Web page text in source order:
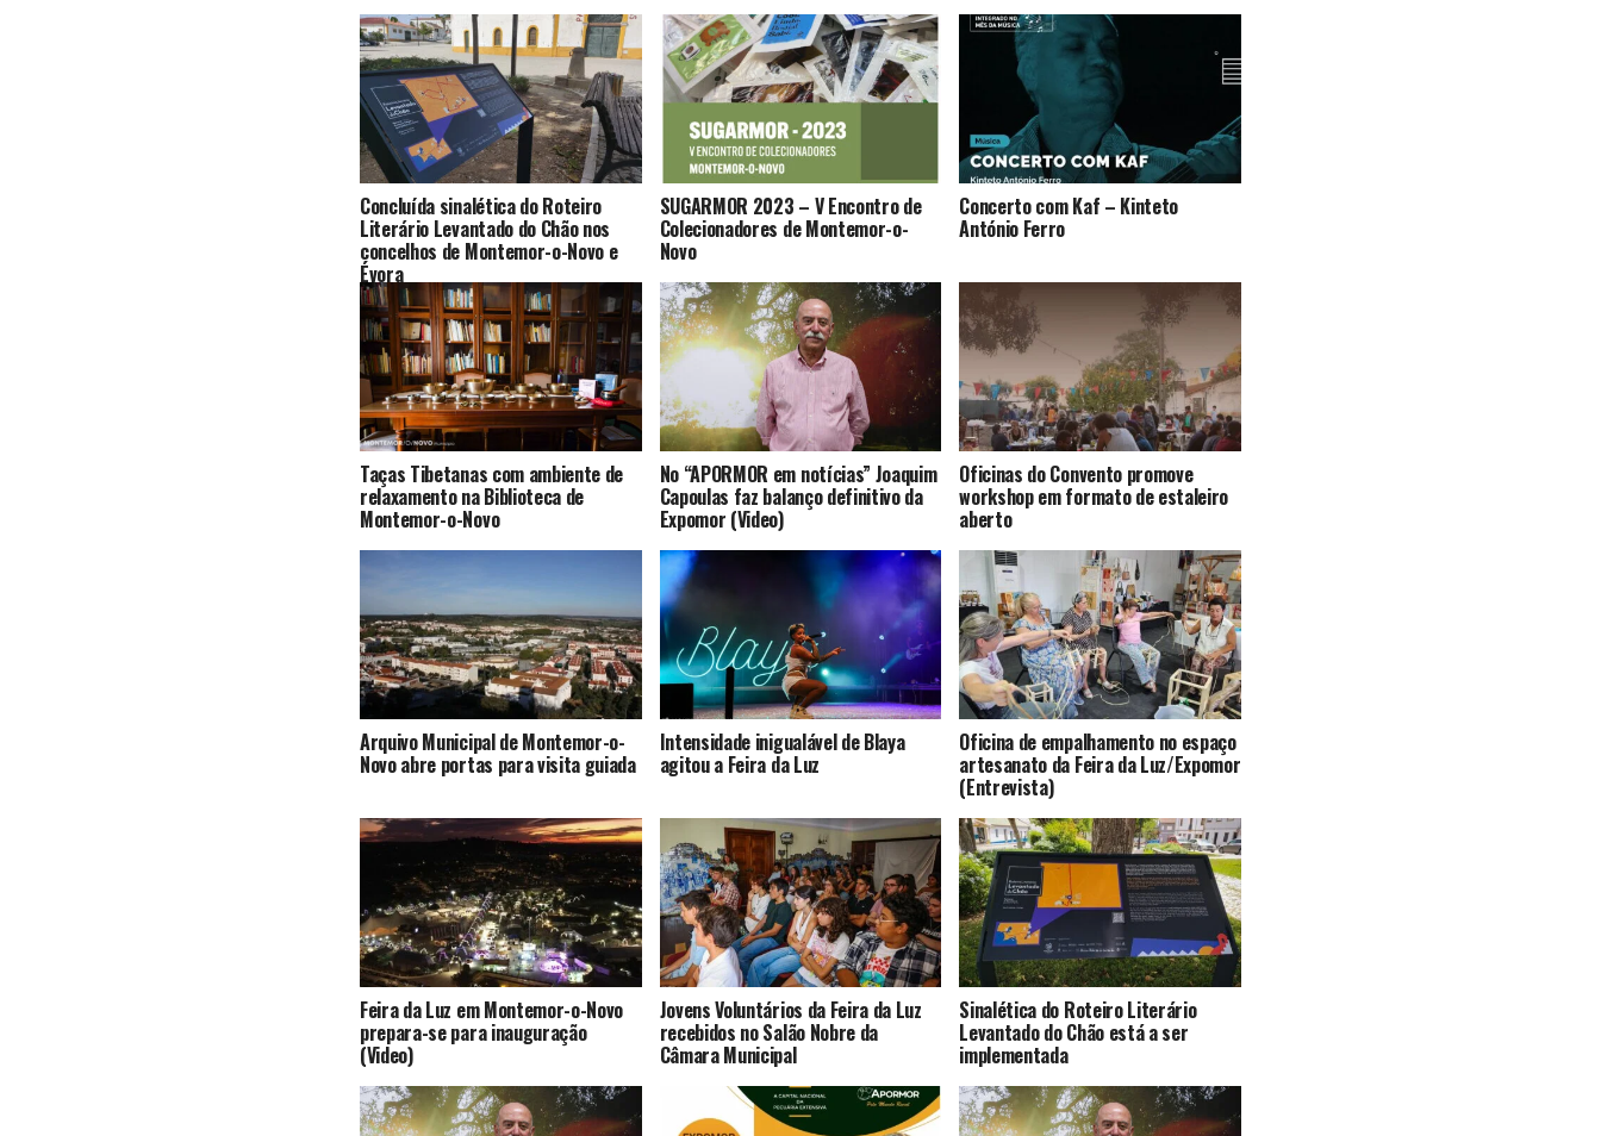
Concluída sinalética do Roteiro
Literário Levantado do Chão nos
concelhos de Montemor-o-Novo e
Évora
SUGARMOR 2023 – V Encontro de
Colecionadores de Montemor-o-
Novo
Concerto com Kaf – Kinteto
António Ferro
Taças Tibetanas com ambiente de
relaxamento na Biblioteca de
Montemor-o-Novo
No “APORMOR em notícias” Joaquim
Capoulas faz balanço definitivo da
Expomor (Video)
Oficinas do Convento promove
workshop em formato de estaleiro
aberto
Arquivo Municipal de Montemor-o-
Novo abre portas para visita guiada
Intensidade inigualável de Blaya
agitou a Feira da Luz
Oficina de empalhamento no espaço
artesanato da Feira da Luz/Expomor
(Entrevista)
Feira da Luz em Montemor-o-Novo
prepara-se para inauguração
(Video)
Jovens Voluntários da Feira da Luz
recebidos no Salão Nobre da
Câmara Municipal
Sinalética do Roteiro Literário
Levantado do Chão está a ser
implementada